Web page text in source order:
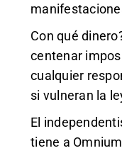
Con qué
centenar
cualquier
si vulneran la
El
tiene a